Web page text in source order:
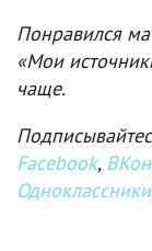
Понравился
«Мои
чаще.
Facebook,
Одноклассники